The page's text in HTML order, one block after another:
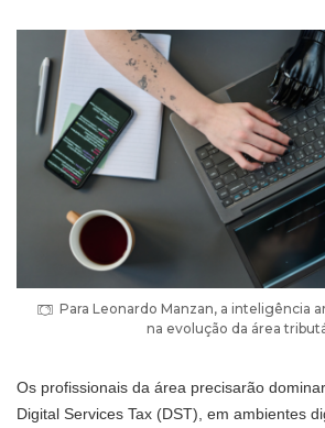
Para Leonardo Manzan, a inteligência
na evolução da área
Os profissionais da área precisarão
Digital Services Tax (DST), em ambientes